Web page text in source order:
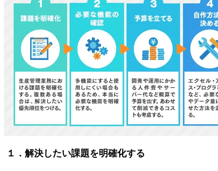
１．解決したい課題を明確化する